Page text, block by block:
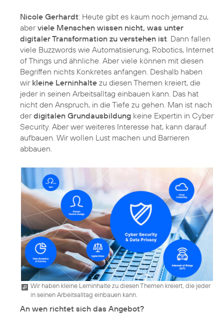
Nicole Gerhardt: Heute gibt es kaum noch jemand zu,
aberviele Menschen wissen nicht, was unter
digitaler Transformation zu verstehen ist . Dann fallen
viele Buzzwords wie Automatisierung, Robotics, Internet
of Things und ähnliche. Aber viele können mit diesen
Begriffen nichts Konkretes anfangen. Deshalb haben
wir kleine Lerninhalte zu diesen Themen kreiert, die
jeder in seinen Arbeitsalltag einbauen kann. Das hat
nicht den Anspruch, in die Tiefe zu gehen. Man ist nach
derdigitalen Grundausbildung keine Expertin in Cyber
Security. Aber wer weiteres Interesse hat, kann darauf
aufbauen. Wir wollen Lust machen und Barrieren
abbauen.
Wir haben kleine Lerninhalte zu diesen Themen kreiert, die jeder
in seinen Arbeitsalltag einbauen kann.
An wen richtet sich das Angebot?